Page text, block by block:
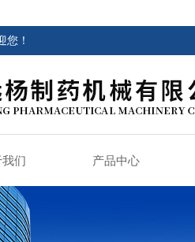
您！
们 产品中心